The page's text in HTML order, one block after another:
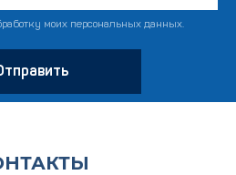
моих персональных данных.